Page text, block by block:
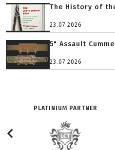
The History of
23.07.2026
5" Assault
23.07.2026
PLATINIUM PARTNER